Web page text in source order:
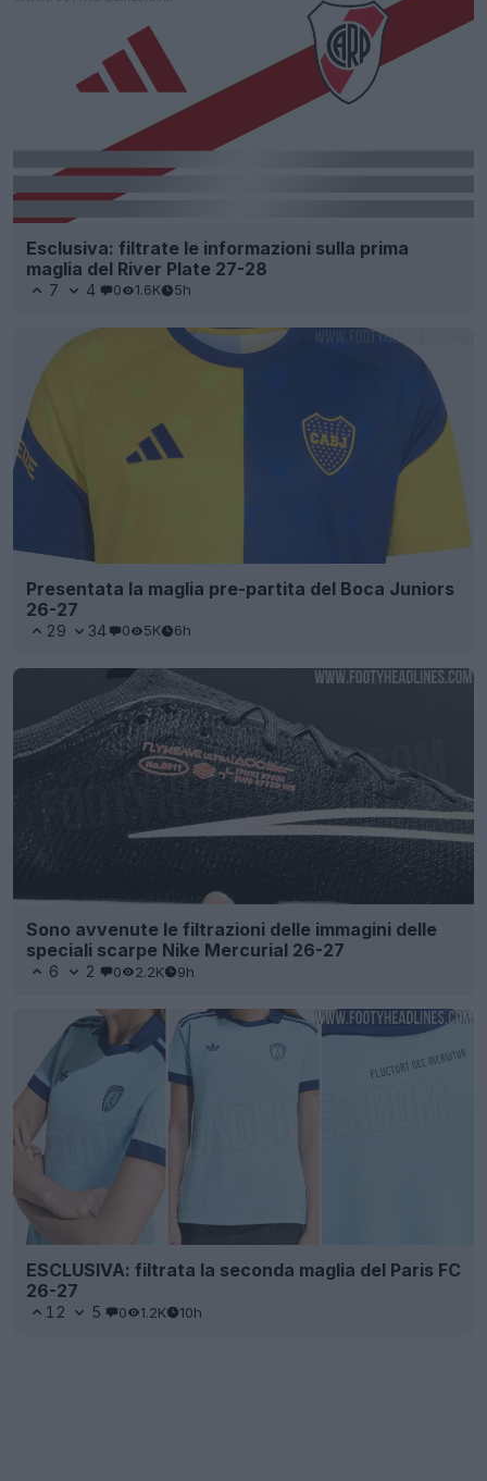
Esclusiva: filtrate le informazioni sulla prima
maglia del River Plate 27-28
7 4 0 1.6K 5h
Presentata la maglia pre-partita del Boca Juniors
26-27
29 34 0 5K 6h
Sono avvenute le filtrazioni delle immagini delle
speciali scarpe Nike Mercurial 26-27
6 2 0 2.2K 9h
ESCLUSIVA: filtrata la seconda maglia del Paris FC
26-27
12 5 0 1.2K 10h